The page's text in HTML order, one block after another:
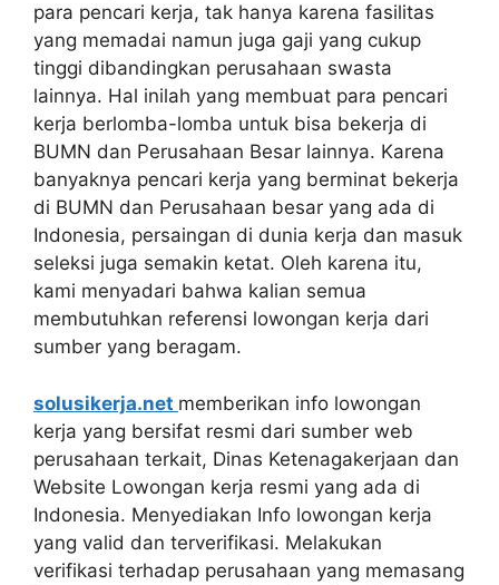
para pencari kerja, tak hanya karena fasilitas
yang memadai namun juga gaji yang cukup
tinggi dibandingkan perusahaan swasta
lainnya. Hal inilah yang membuat para pencari
kerja berlomba-lomba untuk bisa bekerja di
BUMN dan Perusahaan Besar lainnya. Karena
banyaknya pencari kerja yang berminat bekerja
di BUMN dan Perusahaan besar yang ada di
Indonesia, persaingan di dunia kerja dan masuk
seleksi juga semakin ketat. Oleh karena itu,
kami menyadari bahwa kalian semua
membutuhkan referensi lowongan kerja dari
sumber yang beragam.
solusikerja.net memberikan info lowongan
kerja yang bersifat resmi dari sumber web
perusahaan terkait, Dinas Ketenagakerjaan dan
Website Lowongan kerja resmi yang ada di
Indonesia. Menyediakan Info lowongan kerja
yang valid dan terverifikasi. Melakukan
verifikasi terhadap perusahaan yang memasang